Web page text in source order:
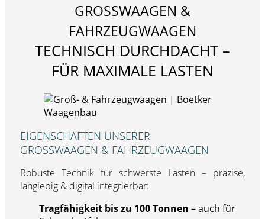
GROSSWAAGEN & F
AHRZEUGWAAGEN
TECHNISCH DURCHDACHT –
FÜR MAXIMALE LASTEN
EIGENSCHAFTEN UNSERER
GROSSWAAGEN & FAHRZEUGWAAGEN
Robuste Technik für schwerste Lasten – präzise,
langlebig & digital integrierbar:
Tragfähigkeit bis zu 100 Tonnen – auch für